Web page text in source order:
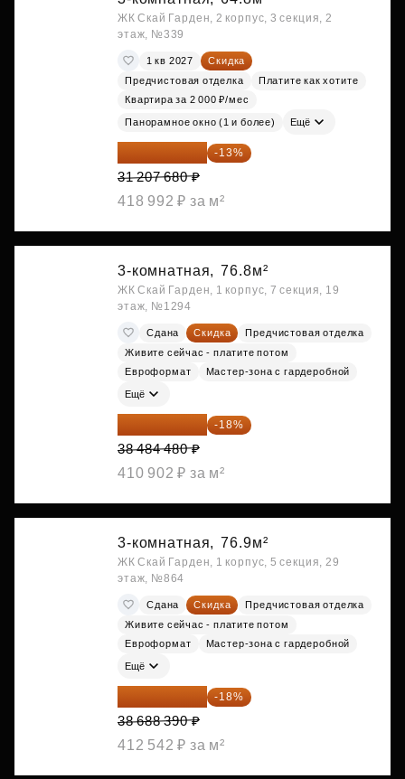
ЖК Скай Гарден, 2 корпус, 3 секция, 2
этаж, №339
1 кв 2027
Скидка
Предчистовая отделка
Платите как хотите
Квартира за 2 000 ₽/мес
Панорамное окно (1 и более) Ещё
27 150 682 ₽ -13%
31 207 680 ₽
418 992 ₽ за м²
3-комнатная, 76.8м²
ЖК Скай Гарден, 1 корпус, 7 секция, 19
этаж, №1294
Сдана Скидка
Предчистовая отделка
Живите сейчас - платите потом
Евроформат
Мастер-зона с гардеробной
Ещё
31 557 274 ₽ -18%
38 484 480 ₽
410 902 ₽ за м²
3-комнатная, 76.9м²
ЖК Скай Гарден, 1 корпус, 5 секция, 29
этаж, №864
Сдана Скидка
Предчистовая отделка
Живите сейчас - платите потом
Евроформат
Мастер-зона с гардеробной
Ещё
31 724 480 ₽ -18%
38 688 390 ₽
412 542 ₽ за м²